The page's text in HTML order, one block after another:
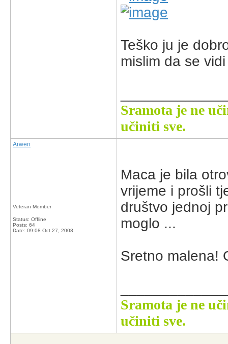
Teško ju je
mislim da se
Sramota je ne
učiniti sve.
Arwen
Veteran Member
Status: Offline
Posts: 64
Date: 09:08 Oct 27, 2008
Maca je bila
vrijeme i prošli
društvo jednoj
moglo ...
Sretno malena!
Sramota je ne
učiniti sve.